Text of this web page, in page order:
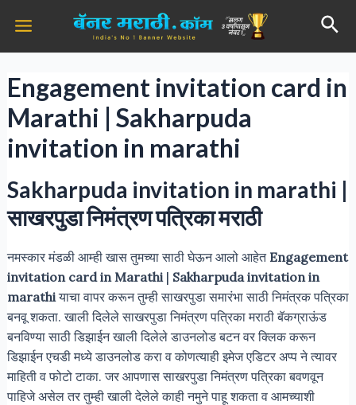
content
Main
Menu
Engagement invitation card in
Marathi​ | Sakharpuda
invitation in marathi
Sakharpuda invitation in marathi |
साखरपुडा निमंत्रण पत्रिका मराठी
नमस्कार मंडळी आम्ही खास तुमच्या साठी घेऊन आलो आहेत Engagement
invitation card in Marathi| Sakharpuda invitation in
marathiयाचा वापर करून तुम्ही साखरपुडा समारंभा साठी निमंत्रक पत्रिका
बनवू शकता. खाली दिलेले साखरपुडा निमंत्रण पत्रिका मराठी बॅकग्राऊंड
बनविण्या साठी डिझाईन खाली दिलेले डाउनलोड बटन वर क्लिक करून
डिझाईन एचडी मध्ये डाउनलोड करा व कोणत्याही इमेज एडिटर अप्प ने त्यावर
माहिती व फोटो टाका. जर आपणास साखरपुडा निमंत्रण पत्रिका बवणवून
पाहिजे असेल तर तुम्ही खाली देलेले काही नमुने पाहू शकता व आमच्याशी
navigation